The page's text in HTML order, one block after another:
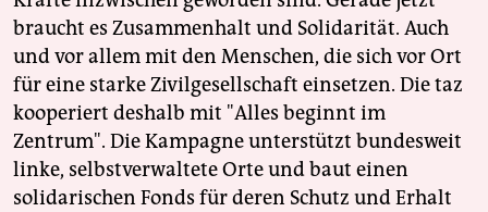
braucht es Zusammenhalt und Solidarität. Auch
und vor allem mit den Menschen, die sich vor Ort
für eine starke Zivilgesellschaft einsetzen. Die taz
kooperiert deshalb mit "Alles beginnt im
Zentrum". Die Kampagne unterstützt bundesweit
linke, selbstverwaltete Orte und baut einen
solidarischen Fonds für deren Schutz und Erhalt